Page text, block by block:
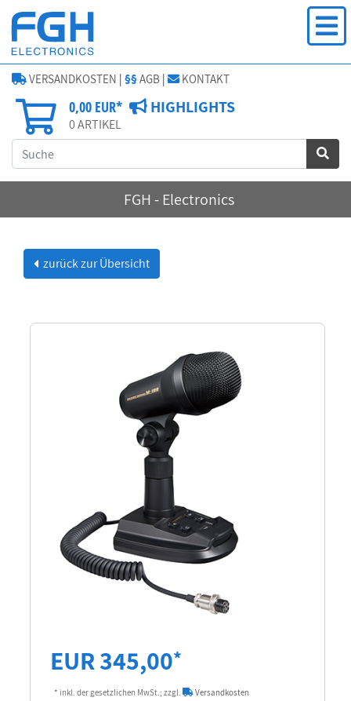
VERSANDKOSTEN | §§AGB | KONTAKT
0,00 EUR*
0ARTIKEL
HIGHLIGHTS
FGH - Electronics
zurück zur Übersicht
EUR 345,00*
* inkl. der gesetzlichen MwSt.; zzgl. Versandkosten